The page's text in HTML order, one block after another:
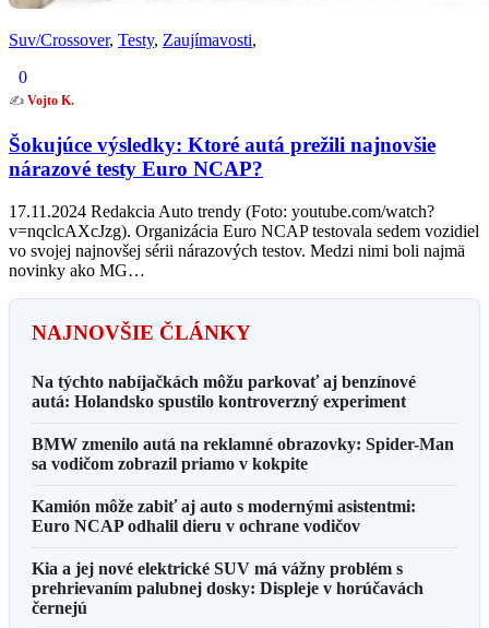
Suv/Crossover, Testy, Zaujímavosti,
0
✍️ Vojto K.
Šokujúce výsledky: Ktoré autá prežili najnovšie
nárazové testy Euro NCAP?
17.11.2024 Redakcia Auto trendy (Foto: youtube.com/watch?
v=nqclcAXcJzg). Organizácia Euro NCAP testovala sedem vozidiel
vo svojej najnovšej sérii nárazových testov. Medzi nimi boli najmä
novinky ako MG…
NAJNOVŠIE ČLÁNKY
Na týchto nabíjačkách môžu parkovať aj benzínové
autá: Holandsko spustilo kontroverzný experiment
BMW zmenilo autá na reklamné obrazovky: Spider-Man
sa vodičom zobrazil priamo v kokpite
Kamión môže zabiť aj auto s modernými asistentmi:
Euro NCAP odhalil dieru v ochrane vodičov
Kia a jej nové elektrické SUV má vážny problém s
prehrievaním palubnej dosky: Displeje v horúčavách
černejú